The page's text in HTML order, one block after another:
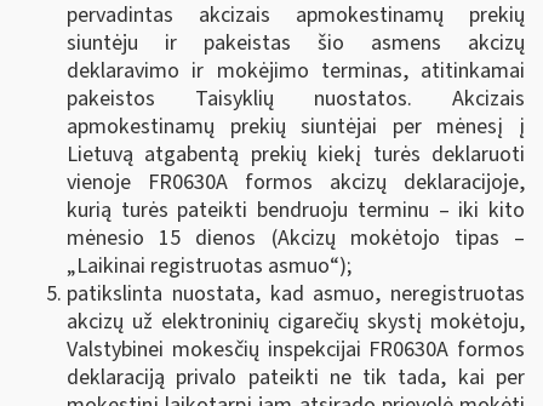
pervadintas akcizais apmokestinamų prekių
siuntėju ir pakeistas šio asmens akcizų
deklaravimo ir mokėjimo terminas, atitinkamai
pakeistos Taisyklių nuostatos. Akcizais
apmokestinamų prekių siuntėjai per mėnesį į
Lietuvą atgabentą prekių kiekį turės deklaruoti
vienoje FR0630A formos akcizų deklaracijoje,
kurią turės pateikti bendruoju terminu – iki kito
mėnesio 15 dienos (Akcizų mokėtojo tipas –
„Laikinai registruotas asmuo“);
patikslinta nuostata, kad asmuo, neregistruotas
akcizų už elektroninių cigarečių skystį mokėtoju,
Valstybinei mokesčių inspekcijai FR0630A formos
deklaraciją privalo pateikti ne tik tada, kai per